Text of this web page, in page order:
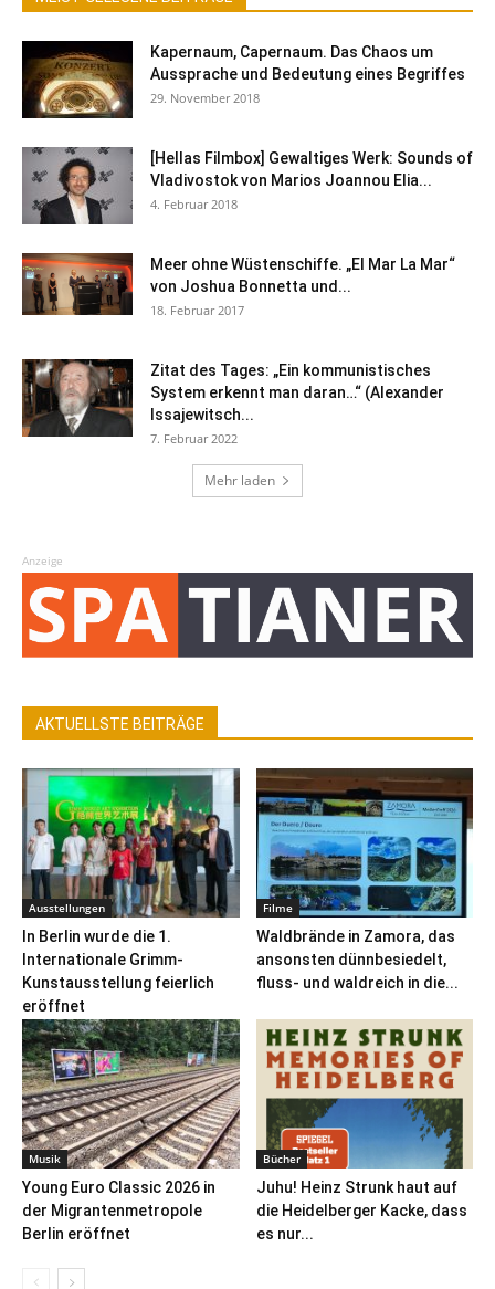
Kapernaum, Capernaum. Das Chaos um
Aussprache und Bedeutung eines Begriffes
29. November 2018
[Hellas Filmbox] Gewaltiges Werk: Sounds of
Vladivostok von Marios Joannou Elia...
4. Februar 2018
Meer ohne Wüstenschiffe. „El Mar La Mar“
von Joshua Bonnetta und...
18. Februar 2017
Zitat des Tages: „Ein kommunistisches
System erkennt man daran…“ (Alexander
Issajewitsch...
7. Februar 2022
Mehr laden
Anzeige
AKTUELLSTE BEITRÄGE
Ausstellungen
In Berlin wurde die 1.
Internationale Grimm-
Kunstausstellung feierlich
eröffnet
Filme
Waldbrände in Zamora, das
ansonsten dünnbesiedelt,
fluss- und waldreich in die...
Musik
Young Euro Classic 2026 in
der Migrantenmetropole
Berlin eröffnet
Bücher
Juhu! Heinz Strunk haut auf
die Heidelberger Kacke, dass
es nur...